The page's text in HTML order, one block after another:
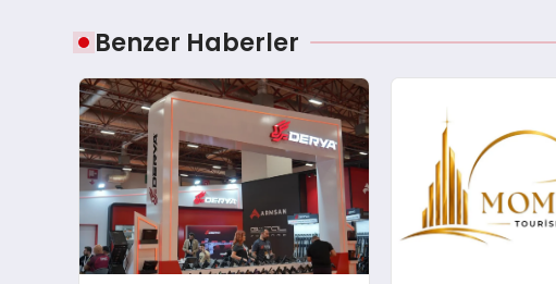
Benzer Haberler